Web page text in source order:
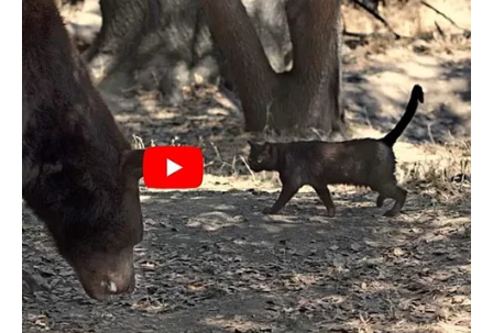
Kroz podršku, savjet ili jednostavno kroz iskrenu bliskost,
pomoći će vam da vidite stvari mnogo jasnije.
FINANSIJSKA SITUACIJA
POSTAJE STABILNIJA
Ako ste u posljednje vrijeme brinule zbog novca, zvijezde
donose ohrabrujuće znakove.
Moguća je nova prilika za zaradu.